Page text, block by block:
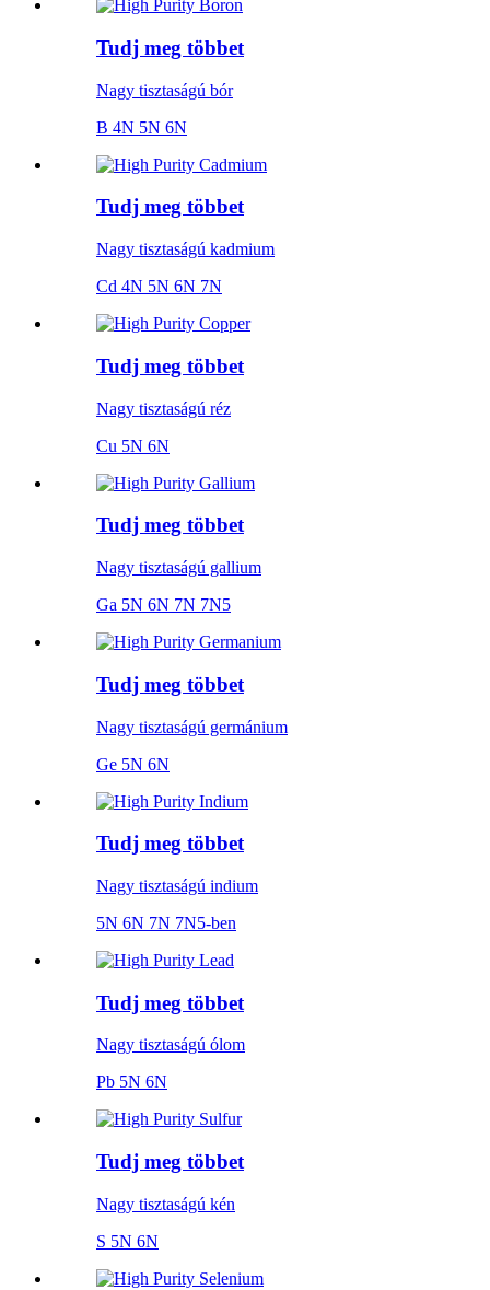
Tudj meg többet
Nagy tisztaságú bór
B 4N 5N 6N
Tudj meg többet
Nagy tisztaságú kadmium
Cd 4N 5N 6N 7N
Tudj meg többet
Nagy tisztaságú réz
Cu 5N 6N
Tudj meg többet
Nagy tisztaságú gallium
Ga 5N 6N 7N 7N5
Tudj meg többet
Nagy tisztaságú germánium
Ge 5N 6N
Tudj meg többet
Nagy tisztaságú indium
5N 6N 7N 7N5-ben
Tudj meg többet
Nagy tisztaságú ólom
Pb 5N 6N
Tudj meg többet
Nagy tisztaságú kén
S 5N 6N